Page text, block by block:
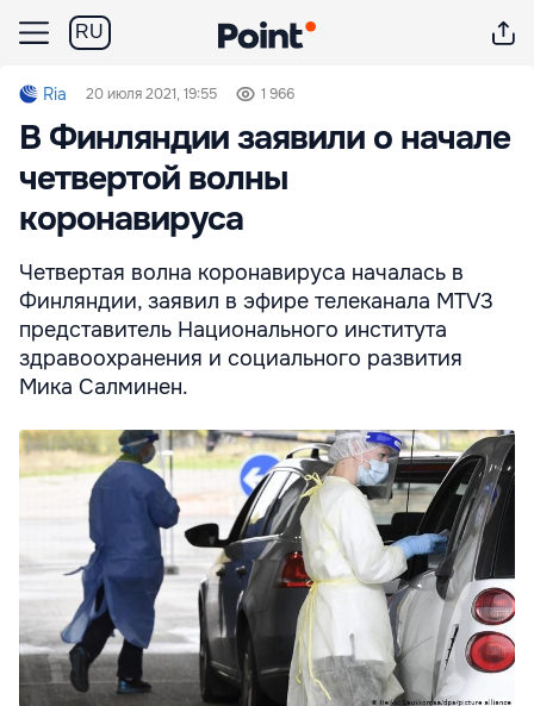
RU
Ria 20 июля 2021, 19:55 1 966
В Финляндии заявили о начале
четвертой волны
коронавируса
Четвертая волна коронавируса началась в
Финляндии, заявил в эфире телеканала MTV3
представитель Национального института
здравоохранения и социального развития
Мика Салминен.